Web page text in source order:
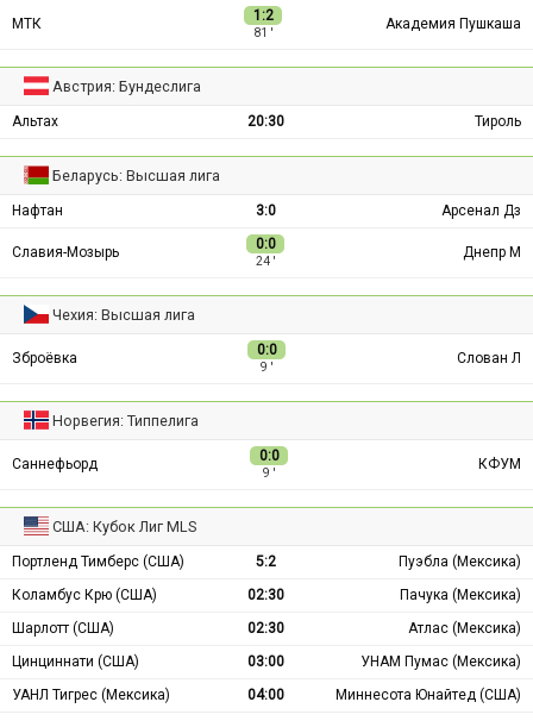
МТК 1:2
81 ′
Академия Пушкаша
Австрия: Бундеслига
Альтах 20:30 Тироль
Беларусь: Высшая лига
Нафтан 3:0 Арсенал Дз
Славия-Мозырь 0:0
24 ′
Днепр М
Чехия: Высшая лига
Зброёвка 0:0
9 ′
Слован Л
Норвегия: Типпелига
Саннефьорд 0:0
9 ′
КФУМ
США: Кубок Лиг MLS
Портленд Тимберс (США) 5:2
Пуэбла (Мексика)
Коламбус Крю (США)
02:30
Пачука (Мексика)
Шарлотт (США)
02:30
Атлас (Мексика)
Цинциннати (США)
03:00
УНАМ Пумас (Мексика)
УАНЛ Тигрес (Мексика)
04:00 Миннесота Юнайтед (США)